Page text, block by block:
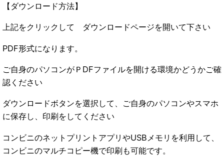
【ダウンロード方法】
上記をクリックして ダウンロードページを開いて下さい
PDF形式になります。
ご自身のパソコンがＰDFファイルを開ける環境かどうかご確
認ください
ダウンロードボタンを選択して、ご自身のパソコンやスマホ
に保存し、印刷をしてください
コンビニのネットプリントアプリやUSBメモリを利用して、
コンビニのマルチコピー機で印刷も可能です。